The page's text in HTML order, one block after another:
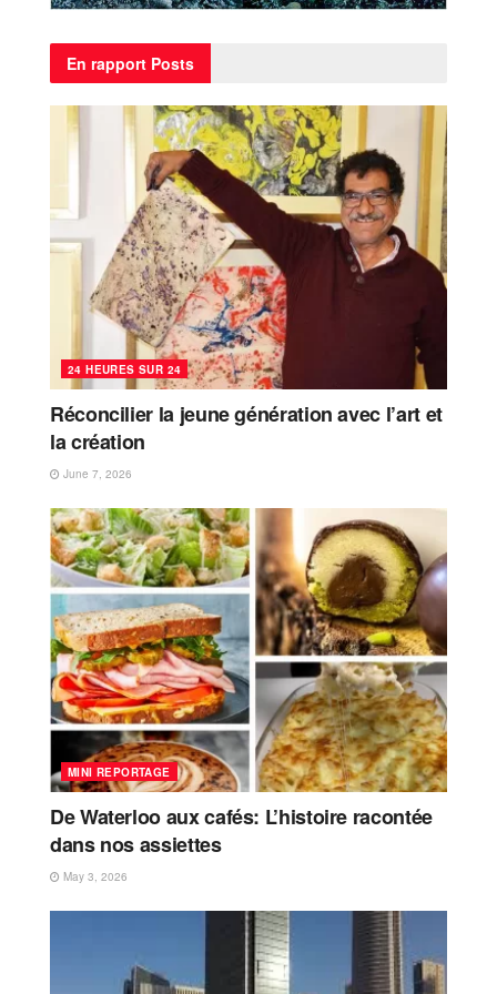
En rapport Posts
24 HEURES SUR 24
Réconcilier la jeune génération avec l’art et
la création
June 7, 2026
MINI REPORTAGE
De Waterloo aux cafés: L’histoire racontée
dans nos assiettes
May 3, 2026